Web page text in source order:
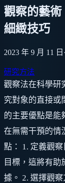
觀察的藝
細緻技巧
2023 年 9 月 11 日 ·
研究方法
觀察法在科學研
究對象的直接或
的主要優點是能
在無需干預的情
點： 1. 定義觀
目標，這將有
據。 2. 選擇觀